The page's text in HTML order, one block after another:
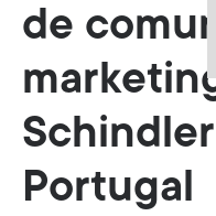
de
Portugal